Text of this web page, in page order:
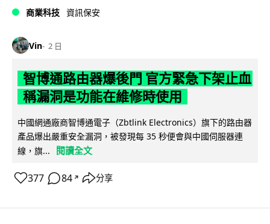
商業科技 資訊保安
Vin 2 日
智博通路由器爆後門 官方緊急下架止血
稱漏洞是功能在維修時使用
中國網通廠商智博通電子（Zbtlink Electronics）旗下的路由器
產品爆出嚴重安全漏洞，被發現每 35 秒便會與中國伺服器連
線，旗...
閱讀全文
377 84 ↗ 分享